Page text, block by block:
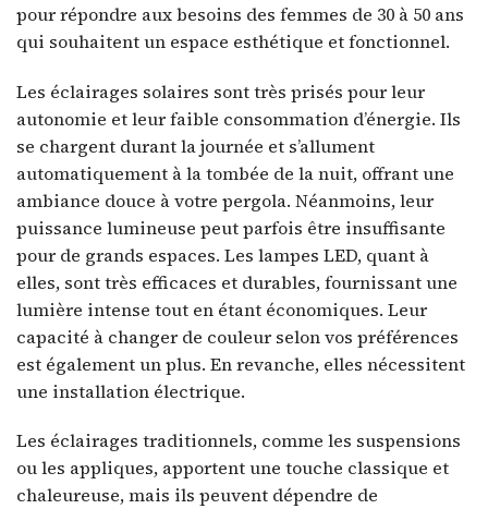
pour répondre aux besoins des femmes de 30 à 50 ans
qui souhaitent un espace esthétique et fonctionnel.
Les éclairages solaires sont très prisés pour leur
autonomie et leur faible consommation d’énergie. Ils
se chargent durant la journée et s’allument
automatiquement à la tombée de la nuit, offrant une
ambiance douce à votre pergola. Néanmoins, leur
puissance lumineuse peut parfois être insuffisante
pour de grands espaces. Les lampes LED, quant à
elles, sont très efficaces et durables, fournissant une
lumière intense tout en étant économiques. Leur
capacité à changer de couleur selon vos préférences
est également un plus. En revanche, elles nécessitent
une installation électrique.
Les éclairages traditionnels, comme les suspensions
ou les appliques, apportent une touche classique et
chaleureuse, mais ils peuvent dépendre de